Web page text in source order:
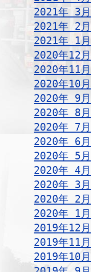
2021年 3月
2021年 2月
2021年 1月
2020年12月
2020年11月
2020年10月
2020年 9月
2020年 8月
2020年 7月
2020年 6月
2020年 5月
2020年 4月
2020年 3月
2020年 2月
2020年 1月
2019年12月
2019年11月
2019年10月